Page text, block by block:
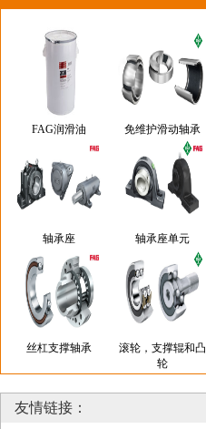
FAG润滑油 免维护滑动轴承
轴承座 轴承座单元
丝杠支撑轴承
滚轮，支撑辊和凸
轮
友情链接：